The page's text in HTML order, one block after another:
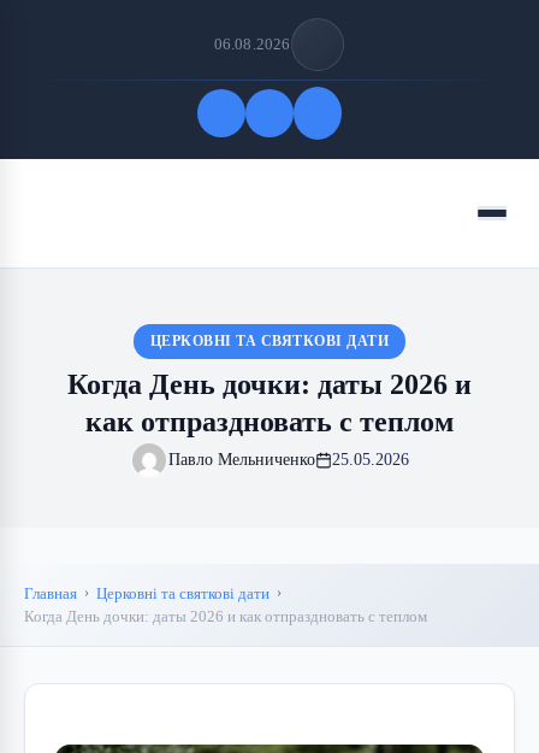
06.08.2026
Меню
ЦЕРКОВНІ ТА СВЯТКОВІ ДАТИ
Когда День дочки: даты 2026 и
как отпраздновать с теплом
Павло Мельниченко 25.05.2026
Главная
Церковні та святкові дати
Когда День дочки: даты 2026 и как отпраздновать с теплом